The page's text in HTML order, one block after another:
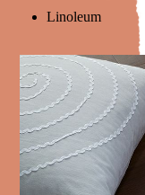
Linoleum